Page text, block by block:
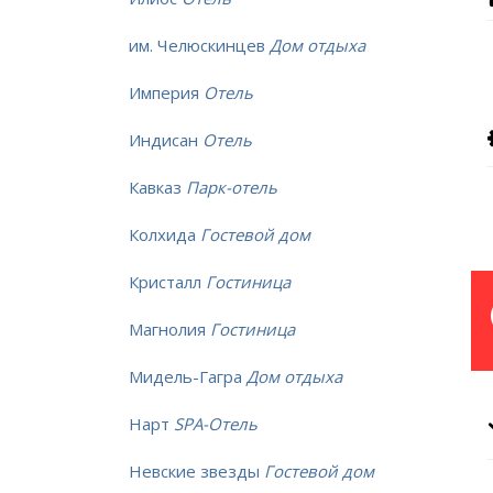
им. Челюскинцев Дом отдыха
Империя Отель
Индисан Отель
Кавказ Парк-отель
Колхида Гостевой дом
Кристалл Гостиница
Магнолия Гостиница
Мидель-Гагра Дом отдыха
Нарт SPA-Отель
Невские звезды Гостевой дом